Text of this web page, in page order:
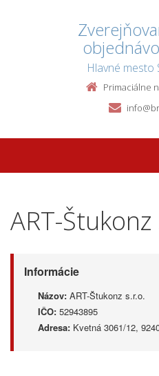
Hlavné mesto
Primaciálne
ART-Štukonz
Informácie
Názov: ART-Štukonz s.r.o.
IČO: 52943895
Adresa: Kvetná 3061/12,